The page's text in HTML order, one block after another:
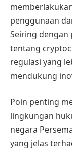
penggunaan
Seiring
tentang
regulasi yang
mendukung
Poin penting
lingkungan
negara
yang jelas